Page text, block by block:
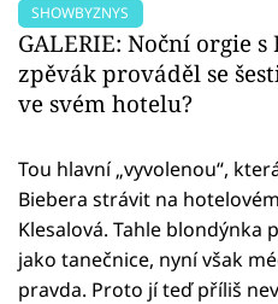
SHOWBYZNYS
GALERIE: Noční orgie
zpěvák prováděl se
ve svém hotelu?
Tou hlavní „vyvolenou“,
Biebera strávit na
Klesalová. Tahle blondýnka
jako tanečnice, nyní však
pravda. Proto jí teď příliš